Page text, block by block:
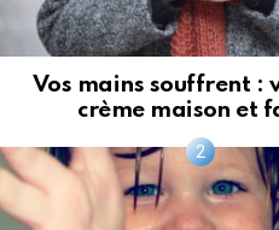
Vos mains souffrent :
crème maison et